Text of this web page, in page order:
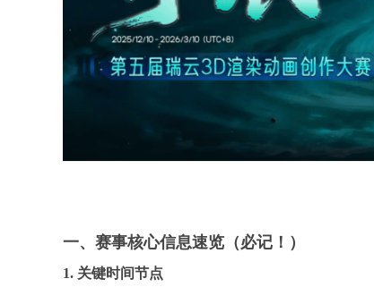
一、赛事核心信息速览（必记！）
1. 关键时间节点​